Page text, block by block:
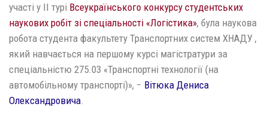
участі у ІІ турі Всеукраїнського конкурсу студентських
наукових робіт зі спеціальності «Логістика», була наукова
робота студента факультету Транспортних систем ХНАДУ ,
який навчається на першому курсі магістратури за
спеціальністю 275.03 «Транспортні технології (на
автомобільному транспорті)», − Вітюка Дениса
Олександровича